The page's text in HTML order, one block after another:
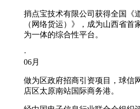
捎点宝技术有限公司获得
（网络货运）》，成为山西省首
为一体的综合性平台。
·
06月
做为区政府招商引资项目，球信
店区太原南站国际商务港。